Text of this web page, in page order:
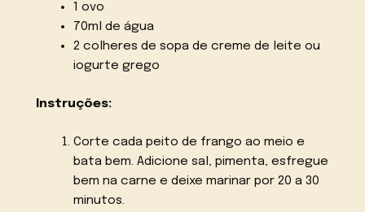
1 ovo
70ml de água
2 colheres de sopa de creme de leite ou
iogurte grego
Instruções:
Corte cada peito de frango ao meio e
bata bem. Adicione sal, pimenta, esfregue
bem na carne e deixe marinar por 20 a 30
minutos.